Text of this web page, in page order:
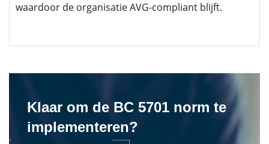
waardoor de organisatie AVG-compliant blijft.
Klaar om de BC 5701 norm te
implementeren?